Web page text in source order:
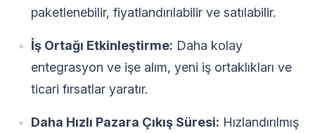
paketlenebilir, fiyatlandırılabilir ve satılabilir.
İş Ortağı Etkinleştirme: Daha kolay
entegrasyon ve işe alım, yeni iş ortaklıkları ve
ticari fırsatlar yaratır.
Daha Hızlı Pazara Çıkış Süresi: Hızlandırılmış